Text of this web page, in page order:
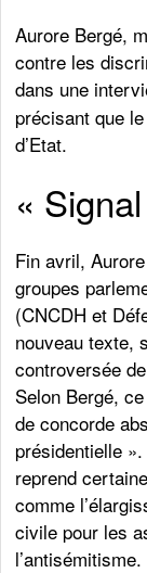
Aurore Bergé,
contre les
dans une
précisant que
d’Etat.
«
Fin avril,
groupes
(CNCDH et
nouveau texte,
controversée
Selon Bergé,
de concorde
présidentielle
reprend
comme
civile pour les
l’antisémitisme.